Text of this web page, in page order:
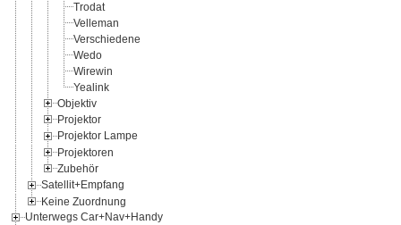
Trodat
Velleman
Verschiedene
Wedo
Wirewin
Yealink
Objektiv
Projektor
Projektor Lampe
Projektoren
Zubehör
Satellit+Empfang
Keine Zuordnung
Unterwegs Car+Nav+Handy